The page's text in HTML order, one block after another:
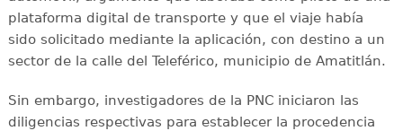
plataforma digital de transporte y que el viaje había
sido solicitado mediante la aplicación, con destino a un
sector de la calle del Teleférico, municipio de Amatitlán.
Sin embargo, investigadores de la PNC iniciaron las
diligencias respectivas para establecer la procedencia